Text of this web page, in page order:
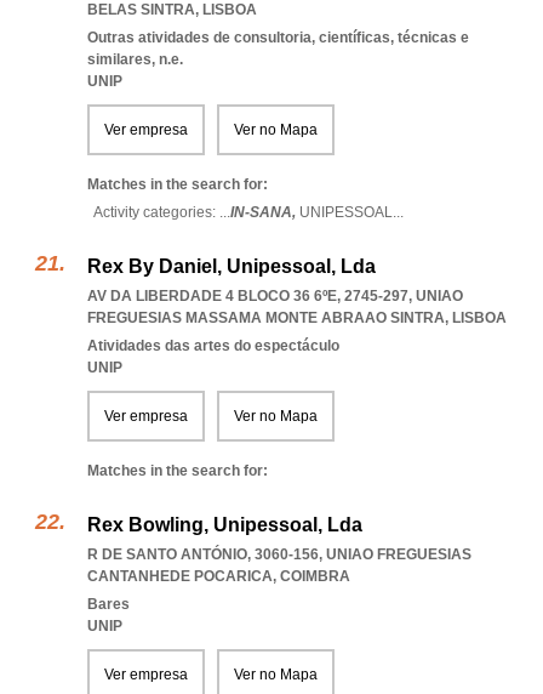
BELAS SINTRA, LISBOA
Outras atividades de consultoria, científicas, técnicas e
similares, n.e.
UNIP
Ver empresa Ver no Mapa
Matches in the search for:
Activity categories: ...IN-SANA, UNIPESSOAL...
Rex By Daniel, Unipessoal, Lda
AV DA LIBERDADE 4 BLOCO 36 6ºE, 2745-297, UNIAO
FREGUESIAS MASSAMA MONTE ABRAAO SINTRA, LISBOA
Atividades das artes do espectáculo
UNIP
Ver empresa Ver no Mapa
Matches in the search for:
Rex Bowling, Unipessoal, Lda
R DE SANTO ANTÓNIO, 3060-156, UNIAO FREGUESIAS
CANTANHEDE POCARICA, COIMBRA
Bares
UNIP
Ver empresa Ver no Mapa